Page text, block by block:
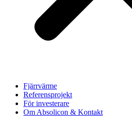
Fjärrvärme
Referensprojekt
För investerare
Om Absolicon & Kontakt